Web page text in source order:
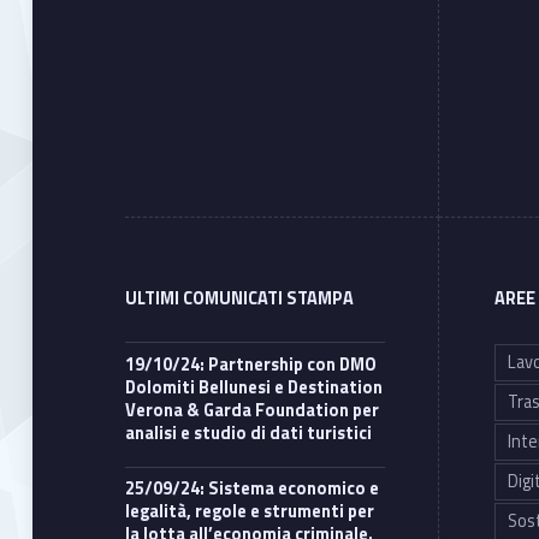
ULTIMI COMUNICATI STAMPA
19/10/24: Partnership con DMO
Dolomiti Bellunesi e Destination
Verona & Garda Foundation per
analisi e studio di dati turistici
25/09/24: Sistema economico e
legalità, regole e strumenti per